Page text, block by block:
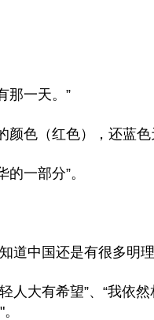
那一天。”
颜色（红色），还蓝色
的一部分”。